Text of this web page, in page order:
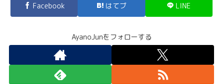
Facebook はてブ LINE
AyanoJunをフォローする